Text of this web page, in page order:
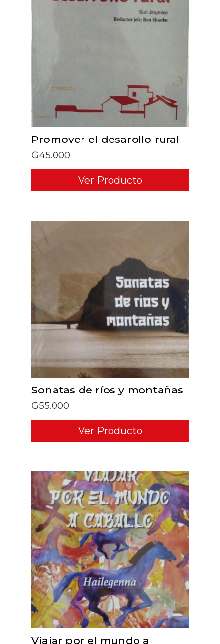
Promover el desarollo rural
₲45.000
Ver Producto
ADD TO CART
Sonatas de ríos y montañas
₲55.000
Ver Producto
ADD TO CART
Viajar por el mundo a